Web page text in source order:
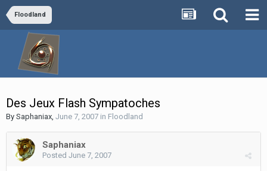
Floodland
Des Jeux Flash Sympatoches
By Saphaniax, June 7, 2007 in Floodland
Saphaniax
Posted June 7, 2007